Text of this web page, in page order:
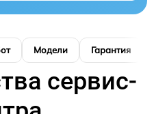
Модели Гарантия
сервис-